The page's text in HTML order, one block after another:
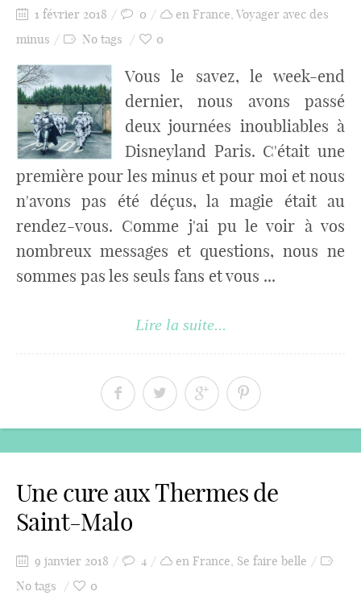
1 février 2018 0 en France, Voyager avec des
minus
No tags 0
Vous le savez, le week-end
dernier, nous avons passé
deux journées inoubliables à
Disneyland Paris. C'était une
première pour les minus et pour moi et nous
n'avons pas été déçus, la magie était au
rendez-vous. Comme j'ai pu le voir à vos
nombreux messages et questions, nous ne
sommes pas les seuls fans et vous ...
Lire la suite...
Une cure aux Thermes de
Saint-Malo
9 janvier 2018 4 en France, Se faire belle
No tags
0